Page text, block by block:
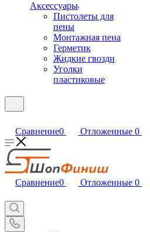
Аксессуары
Пистолеты для
пены
Монтажная пена
Герметик
Жидкие гвозди
Уголки
пластиковые
Сравнение0 Отложенные 0
Сравнение0 Отложенные 0